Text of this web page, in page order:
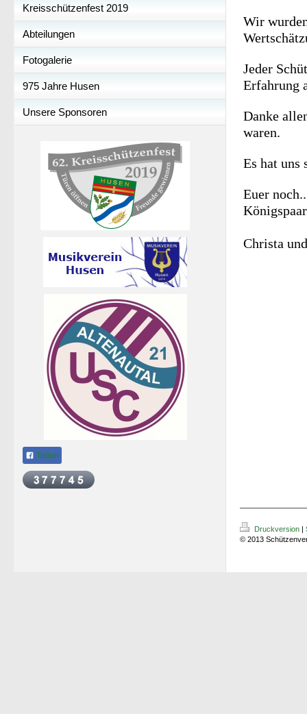
Kreisschützenfest 2019
Abteilungen
Fotogalerie
975 Jahre Husen
Unsere Sponsoren
Teilen
Wir
Jeder
Erfahrung
Danke
waren.
Es hat uns
Euer
Königspaar
Christa
Druckversion |
© 2013